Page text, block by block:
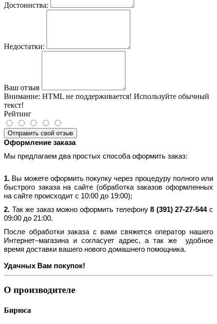
Достоинства:
Недостатки:
Ваш отзыв
Внимание: HTML не поддерживается! Используйте обычный
текст!
Рейтинг
Отправить свой отзыв
Оформление заказа
Мы предлагаем два простых способа оформить заказ:
1. Вы можете оформить покупку через процедуру полного или
быстрого заказа на сайте (обработка заказов оформленных
на сайте происходит с 10:00 до 19:00);
2. Так же заказ можно оформить телефону8 (391) 27-27-544с
09:00 до 21:00.
После обработки заказа с вами свяжется оператор нашего
Интернет–магазина и согласует адрес, а так же удобное
время доставки вашего нового домашнего помощника.
Удачных Вам покупок!
О производителе
Бирюса